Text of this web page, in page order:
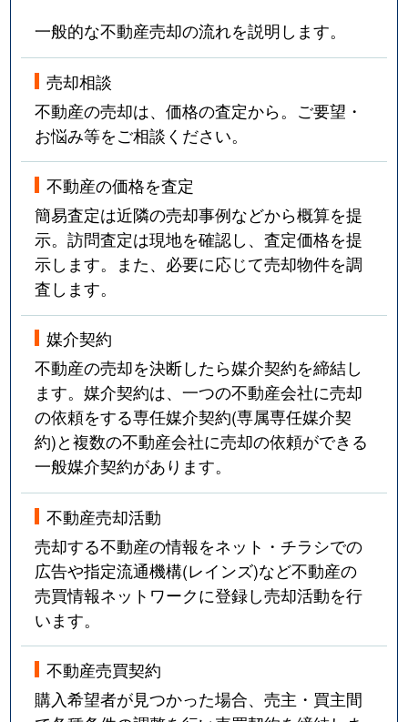
一般的な不動産売却の流れを説明します。
売却相談
不動産の売却は、価格の査定から。ご要望・
お悩み等をご相談ください。
不動産の価格を査定
簡易査定は近隣の売却事例などから概算を提
示。訪問査定は現地を確認し、査定価格を提
示します。また、必要に応じて売却物件を調
査します。
媒介契約
不動産の売却を決断したら媒介契約を締結し
ます。媒介契約は、一つの不動産会社に売却
の依頼をする専任媒介契約(専属専任媒介契
約)と複数の不動産会社に売却の依頼ができる
一般媒介契約があります。
不動産売却活動
売却する不動産の情報をネット・チラシでの
広告や指定流通機構(レインズ)など不動産の
売買情報ネットワークに登録し売却活動を行
います。
不動産売買契約
購入希望者が見つかった場合、売主・買主間